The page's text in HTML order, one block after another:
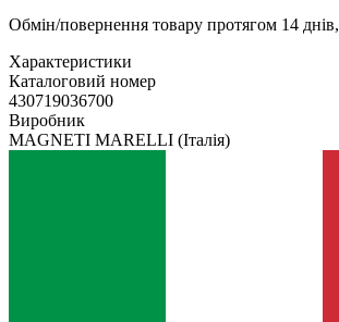
Обмін/повернення товару протягом 14 днів,
Характеристики
Каталоговий номер
430719036700
Виробник
MAGNETI MARELLI (Італія)